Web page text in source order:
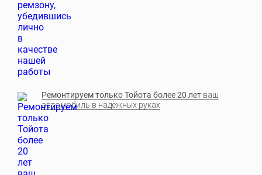
Ремонтируем только Тойота более 20 лет ваш
автомобиль в надёжных руках